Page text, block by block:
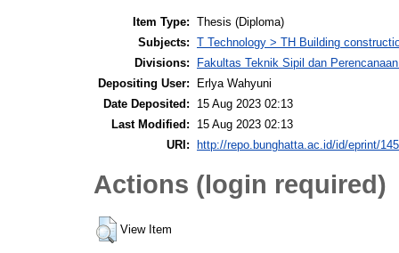
Item Type: Thesis (Diploma)
Subjects: T Technology > TH Building
Divisions:
Fakultas Teknik Sipil dan
Depositing User:
Erlya Wahyuni
Date Deposited:
15 Aug 2023 02:13
Last Modified:
15 Aug 2023 02:13
URI:
http://repo.bunghatta.ac.id/id/eprint/
Actions (login required)
View Item